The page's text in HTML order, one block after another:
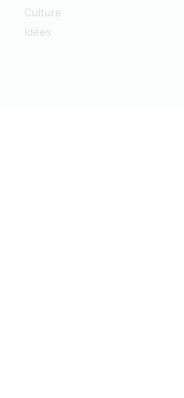
Culture
Idées